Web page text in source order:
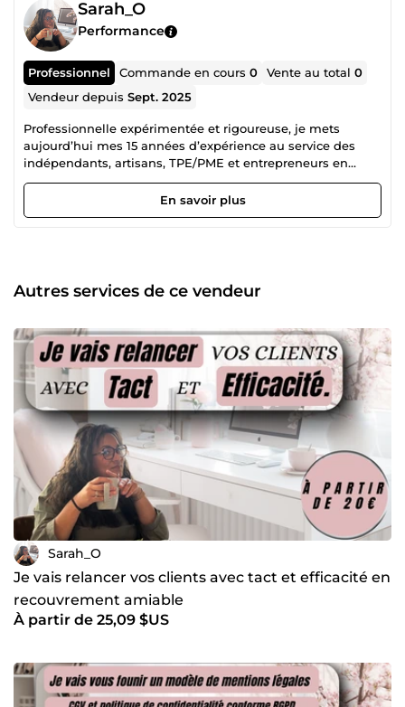
Sarah_O
Performance
Professionnel Commande en cours0 Vente au total0
Vendeur depuisSept. 2025
Professionnelle expérimentée et rigoureuse, je mets
aujourd’hui mes 15 années d’expérience au service des
indépendants, artisans, TPE/PME et entrepreneurs en
quête de temps, d’efficacité et de sérénité. J’ai évolué au
sein de grands groupes tels que BNP Paribas, le Crédit
Mutuel, Orange ou encore France Télécom. J’ai notamment
permis de développer une parfaite maîtrise de la relation
client, du recouvrement amiable, de la gestion
opérationnelle. Aujourd’hui en freelance, je vous propose
mes services pour vous libérer du temps, soulager votre
charge mentale, et vous permettre de vous concentrer sur
votre cœur de métier. Parallèlement à mes missions
administratives, j’ai également conçu mon propre site
internet de A à Z. Cette expérience m’a conduite à
accompagner d’autres professionnels dans la création de
leur site, la rédaction de leurs contenus et leur
organisation digitale. Mon approche est humaine, efficace
et toujours confidentielle.
En savoir plus
Autres services de ce vendeur
Sarah_O
Je vais relancer vos clients avec tact et efficacité en
recouvrement amiable
À partir de 25,09 $US